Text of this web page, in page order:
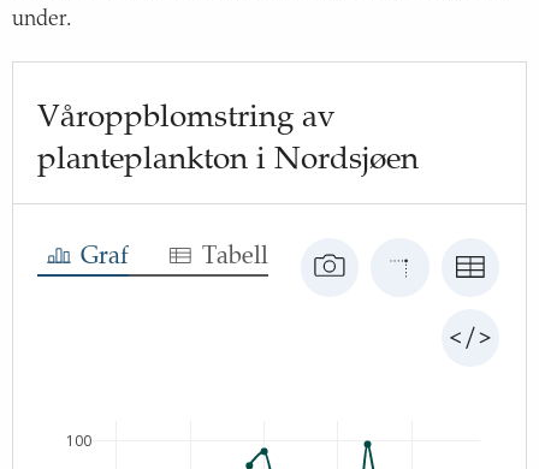
under.
Våroppblomstring av
planteplankton i Nordsjøen
Graf Tabell
100